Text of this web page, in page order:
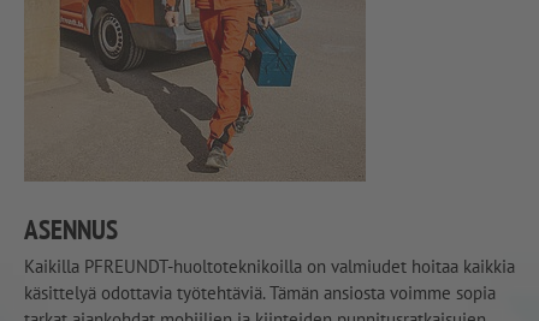
ASENNUS
Kaikilla PFREUNDT-huoltoteknikoilla on valmiudet hoitaa kaikkia
käsittelyä odottavia työtehtäviä. Tämän ansiosta voimme sopia